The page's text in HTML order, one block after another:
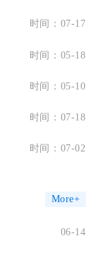
时间：07-17
时间：05-18
时间：05-10
时间：07-18
时间：07-02
More+
06-14